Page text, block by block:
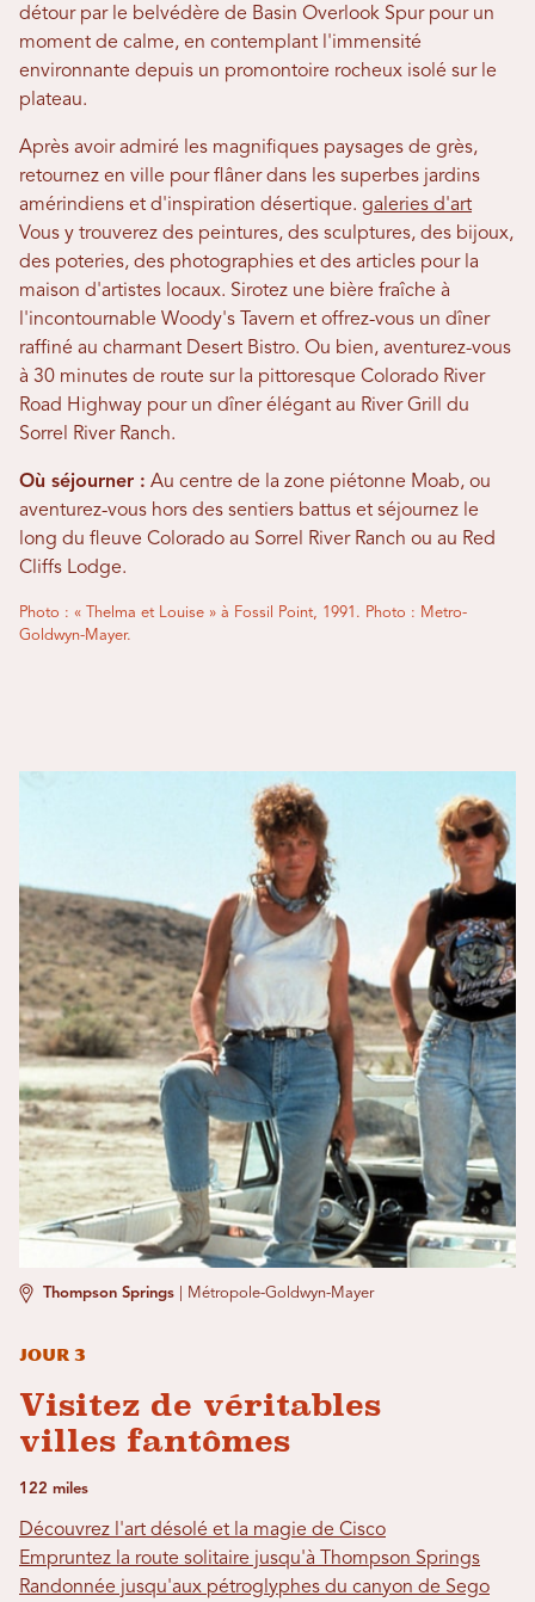
détour par le belvédère de Basin Overlook Spur pour un
moment de calme, en contemplant l'immensité
environnante depuis un promontoire rocheux isolé sur le
plateau.
Après avoir admiré les magnifiques paysages de grès,
retournez en ville pour flâner dans les superbes jardins
amérindiens et d'inspiration désertique. galeries d'art
Vous y trouverez des peintures, des sculptures, des bijoux,
des poteries, des photographies et des articles pour la
maison d'artistes locaux. Sirotez une bière fraîche à
l'incontournable Woody's Tavern et offrez-vous un dîner
raffiné au charmant Desert Bistro. Ou bien, aventurez-vous
à 30 minutes de route sur la pittoresque Colorado River
Road Highway pour un dîner élégant au River Grill du
Sorrel River Ranch.
Où séjourner : Au centre de la zone piétonne Moab, ou
aventurez-vous hors des sentiers battus et séjournez le
long du fleuve Colorado au Sorrel River Ranch ou au Red
Cliffs Lodge.
Photo : « Thelma et Louise » à Fossil Point, 1991. Photo : Metro-
Goldwyn-Mayer.
Thompson Springs Métropole-Goldwyn-Mayer
Jour 3
Visitez de véritables
villes fantômes
122 miles
Découvrez l'art désolé et la magie de Cisco
Empruntez la route solitaire jusqu'à Thompson Springs
Randonnée jusqu'aux pétroglyphes du canyon de Sego